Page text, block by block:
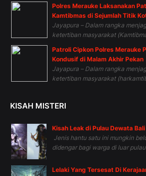
Polres Merauke Laksanakan
Kamtibmas di Sejumlah Titik
Jayapura – Dalam rangka
ketertiban masyarakat
Patroli Cipkon Polres Merauke
Kondusif di Malam Akhir Pekan
Jayapura – Dalam rangka
ketertiban masyarakat
KISAH MISTERI
Kisah Leak di Pulau Dewata Bali
Jenis hantu satu ini mungkin
didengar bagi warga di luar
Lelaki Yang Tersesat Di